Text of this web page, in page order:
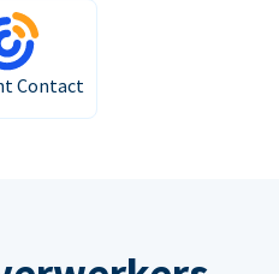
Contact